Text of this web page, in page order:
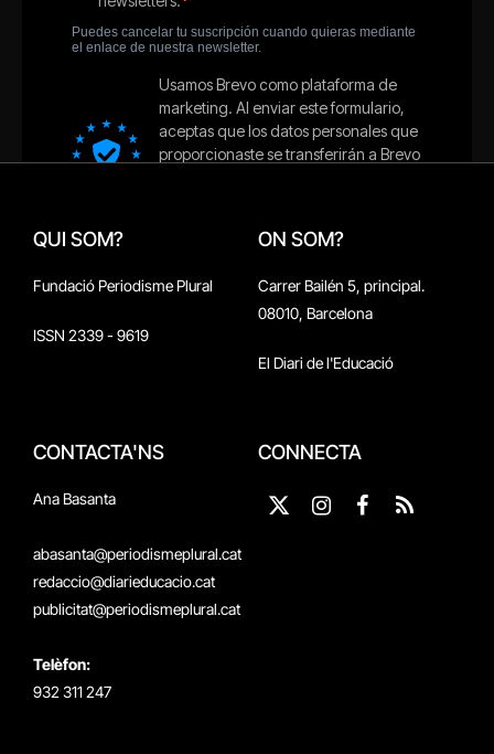
QUI SOM?
Fundació Periodisme Plural
ISSN 2339 - 9619
ON SOM?
Carrer Bailén 5, principal.
08010, Barcelona
El Diari de l'Educació
CONTACTA'NS
Ana Basanta
abasanta@periodismeplural.cat
redaccio@diarieducacio.cat
publicitat@periodismeplural.cat
Telèfon:
932 311 247
CONNECTA
X
Instagram
Facebook
RSS